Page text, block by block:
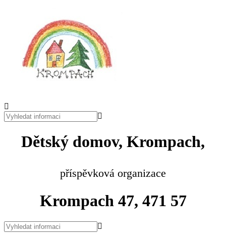
Dětský domov, Krompach,
příspěvková organizace
Krompach 47, 471 57